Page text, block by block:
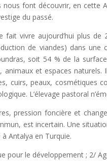
nous font découvrir, en cette
du passé.
fait vivre aujourd’hui plus
de viandes) dans
soit 54 % de la
animaux et espaces
cuirs, peaux, cosmétiques
L’élevage pastoral
pression foncière et
est incertain. Une
Antalya en Turquie.
pour le développement ; 2/